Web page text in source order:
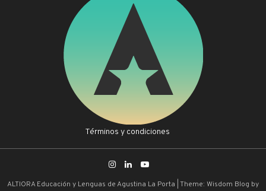
Términos y condiciones
ALTIORA Educación y Lenguas de Agustina La Porta Theme: Wisdom Blog by